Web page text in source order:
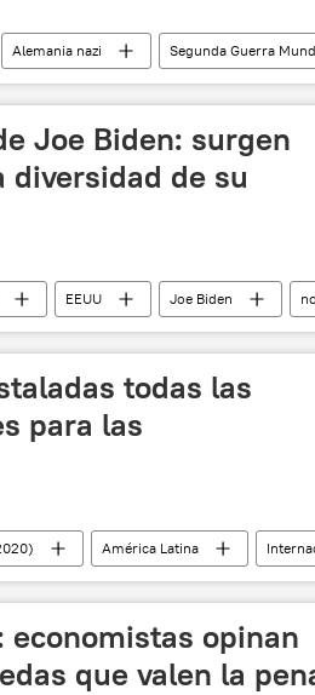
Alemania nazi Segunda Guerra
Joe Biden: surgen
diversidad de su
EEUU Joe Biden
todas las
para las
América Latina
noticias
opinan
que valen la